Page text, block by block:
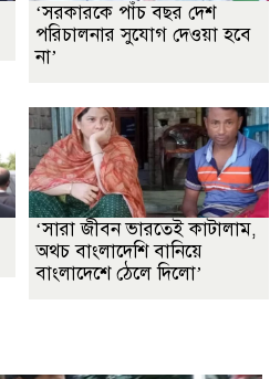
‘সরকারকে পাঁচ বছর দেশ
পরিচালনার সুযোগ দেওয়া হবে
না’
‘সারা জীবন ভারতেই কাটালাম,
অথচ বাংলাদেশি বানিয়ে
বাংলাদেশে ঠেলে দিলো’